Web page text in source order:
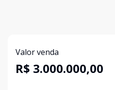
Valor venda
R$ 3.000.000,00